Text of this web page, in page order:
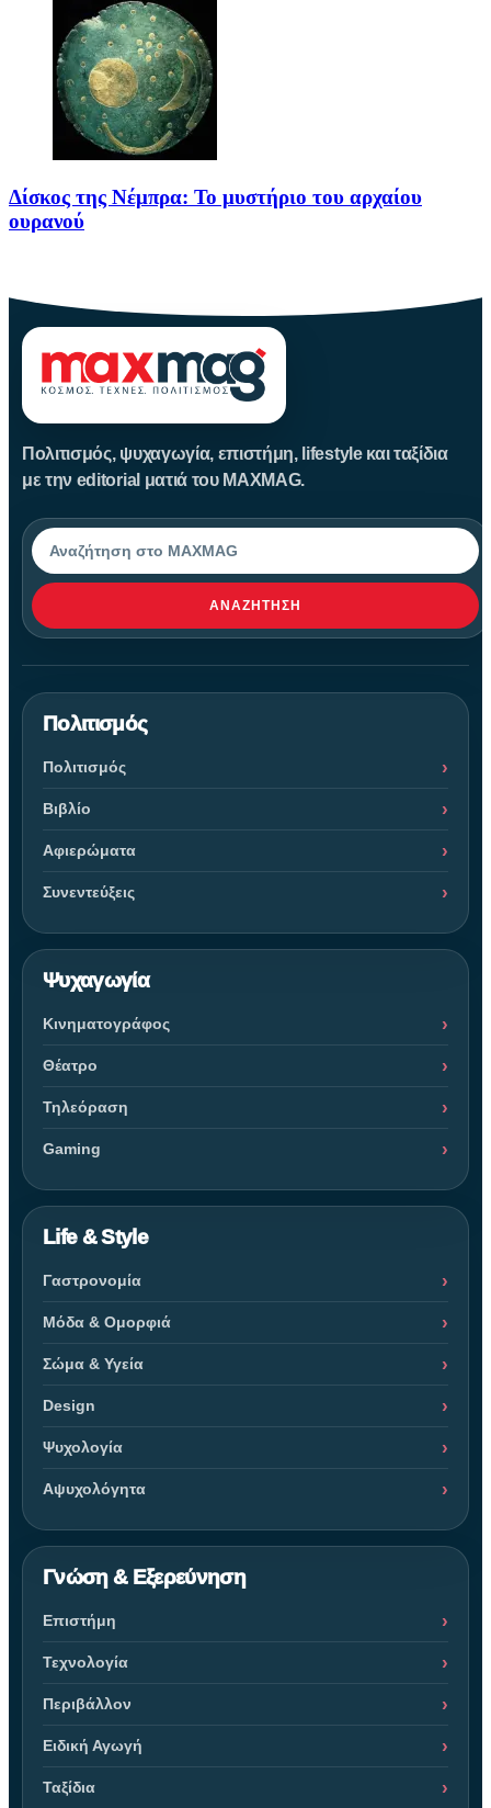
Δίσκος της Νέμπρα: Το μυστήριο του αρχαίου
ουρανού
Πολιτισμός, ψυχαγωγία, επιστήμη, lifestyle και ταξίδια
με την editorial ματιά του MAXMAG.
Αναζήτηση
ΑΝΑΖΉΤΗΣΗ
Πολιτισμός
Πολιτισμός
Βιβλίο
Αφιερώματα
Συνεντεύξεις
Ψυχαγωγία
Κινηματογράφος
Θέατρο
Τηλεόραση
Gaming
Life & Style
Γαστρονομία
Μόδα & Ομορφιά
Σώμα & Υγεία
Design
Ψυχολογία
Αψυχολόγητα
Γνώση & Εξερεύνηση
Επιστήμη
Τεχνολογία
Περιβάλλον
Ειδική Αγωγή
Ταξίδια